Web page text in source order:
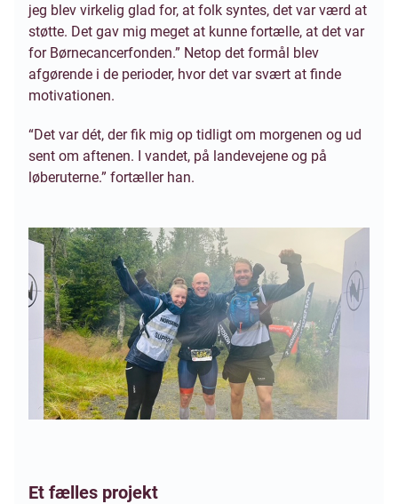
jeg blev virkelig glad for, at folk syntes, det var værd at
støtte. Det gav mig meget at kunne fortælle, at det var
for Børnecancerfonden.” Netop det formål blev
afgørende i de perioder, hvor det var svært at finde
motivationen.
“Det var dét, der fik mig op tidligt om morgenen og ud
sent om aftenen. I vandet, på landevejene og på
løberuterne.” fortæller han.
Et fælles projekt